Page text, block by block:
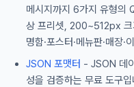
메시지까지 6가지 유형의
상 프리셋, 200~512px 크
명함·포스터·메뉴판·매장
JSON 포맷터 - JSON 데
성을 검증하는 무료 도구입